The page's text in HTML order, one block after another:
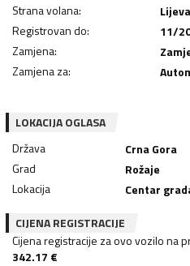
Strana volana:
Lijeva
Registrovan do:
11/
Zamjena:
Zamjena za:
LOKACIJA OGLASA
Država
Crna Gora
Grad
Rožaje
Lokacija
Centar
CIJENA REGISTRACIJE
Cijena registracije za ovo vozilo na
342.17 €